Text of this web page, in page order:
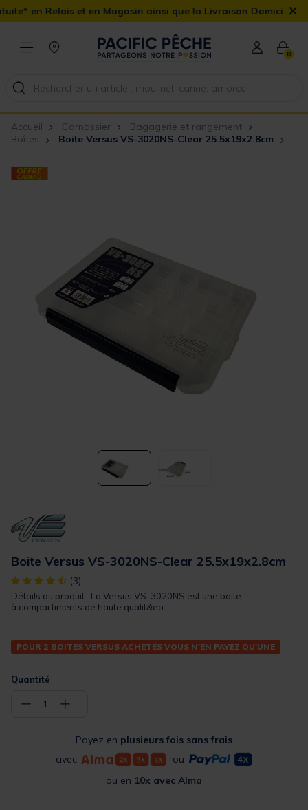
en Magasin ainsi que la Livraison Domicile offerte dès 90€ ×
0
Accueil Carnassier
Bagagerie et rangement
Boîtes
Boite Versus VS-3020NS-Clear 25.5x19x2.8cm
Boite Versus VS-3020NS-Clear 25.5x19x2.8cm
[object Object] out of 5 Customer Rating
(3)
Détails du produit : La Versus VS-3020NS est une boite
à compartiments de haute qualit&ea...
POUR 2 BOITES VERSUS ACHETÉS VOUS N'EN PAYEZ QU'UNE
Quantité
− 1 +
Payez en plusieurs fois sans frais
avec
ou
ou en 10x avec Alma